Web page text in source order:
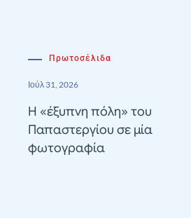
Πρωτοσέλιδα
Ιούλ 31, 2026
Η «έξυπνη πόλη» του
Παπαστεργίου σε μία
φωτογραφία